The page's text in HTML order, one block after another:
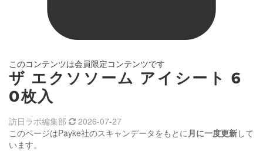
このコンテンツは会員限定コンテンツです
ザ エクソソーム アイシート 6
0枚入
このページはPayke社のスキャンデータをもとに月に一度更新して
います。
訪日ラボ編集部 2026-07-27